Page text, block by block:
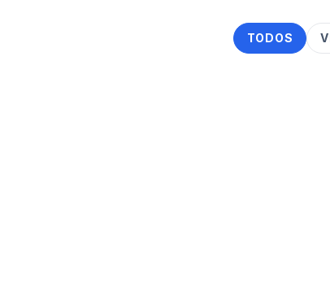
TODOS